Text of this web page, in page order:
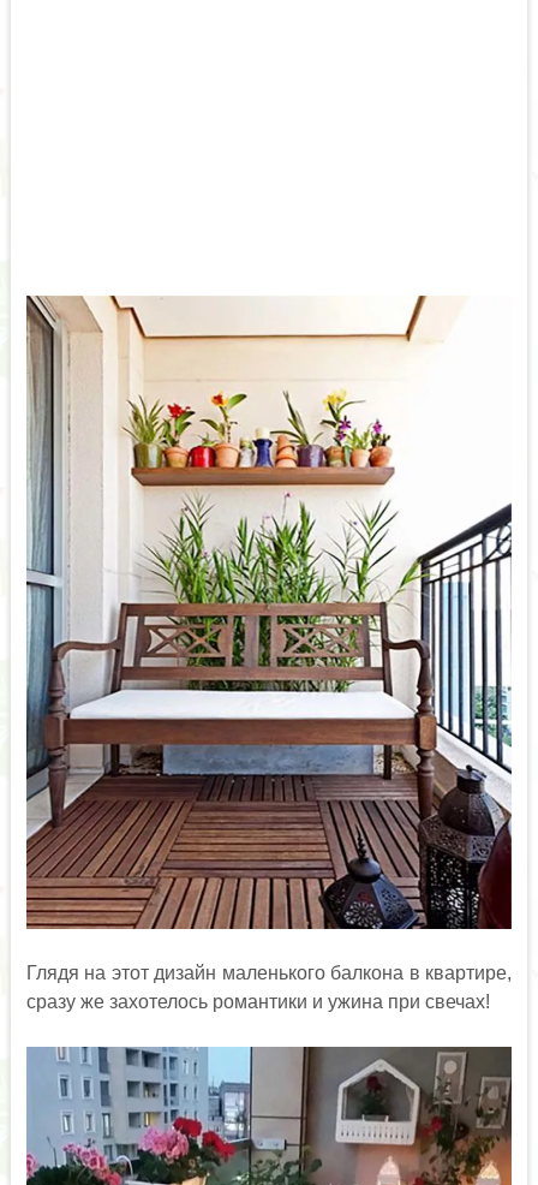
Глядя на этот дизайн маленького балкона в квартире,
сразу же захотелось романтики и ужина при свечах!